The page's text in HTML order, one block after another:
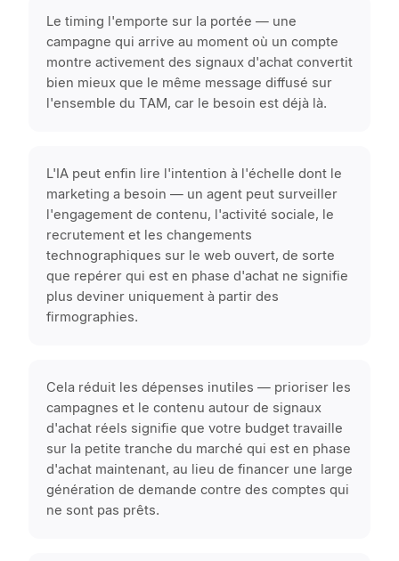
Le timing l'emporte sur la portée — une
campagne qui arrive au moment où un compte
montre activement des signaux d'achat convertit
bien mieux que le même message diffusé sur
l'ensemble du TAM, car le besoin est déjà là.
L'IA peut enfin lire l'intention à l'échelle dont le
marketing a besoin — un agent peut surveiller
l'engagement de contenu, l'activité sociale, le
recrutement et les changements
technographiques sur le web ouvert, de sorte
que repérer qui est en phase d'achat ne signifie
plus deviner uniquement à partir des
firmographies.
Cela réduit les dépenses inutiles — prioriser les
campagnes et le contenu autour de signaux
d'achat réels signifie que votre budget travaille
sur la petite tranche du marché qui est en phase
d'achat maintenant, au lieu de financer une large
génération de demande contre des comptes qui
ne sont pas prêts.